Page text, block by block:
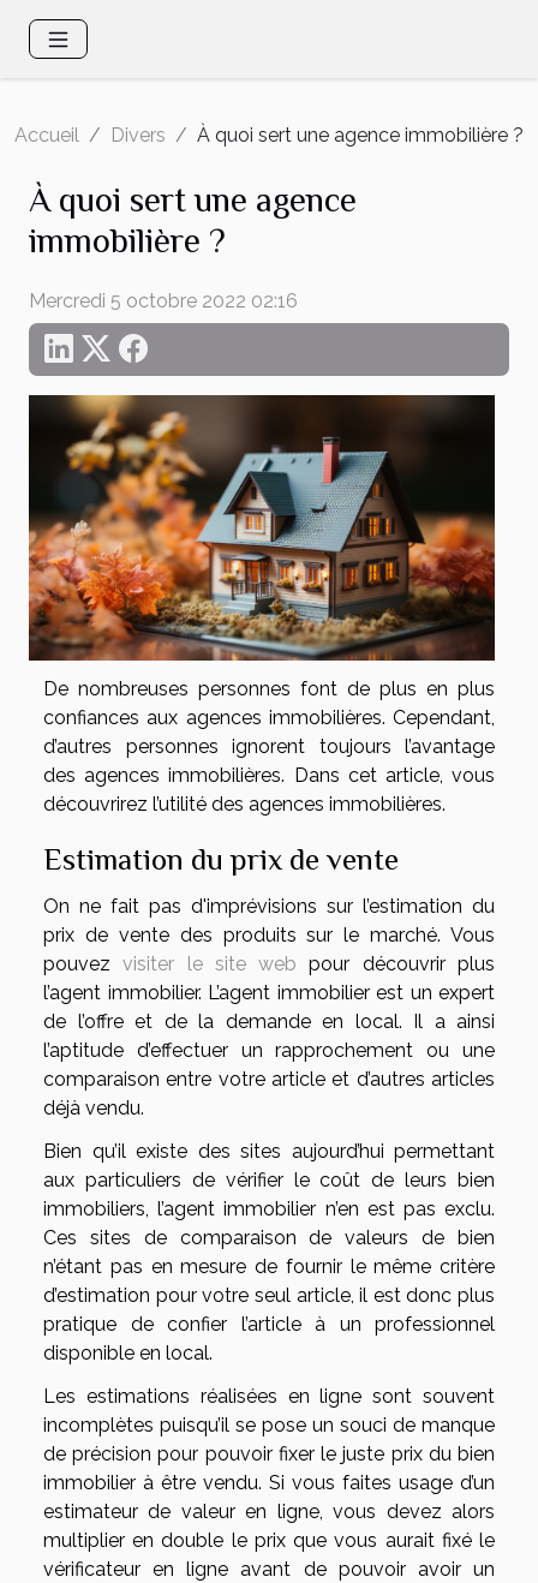
Accueil Divers À quoi sert une agence immobilière ?
À quoi sert une agence
immobilière ?
Mercredi 5 octobre 2022 02:16
De nombreuses personnes font de plus en plus
confiances aux agences immobilières. Cependant,
d’autres personnes ignorent toujours l’avantage
des agences immobilières. Dans cet article, vous
découvrirez l’utilité des agences immobilières.
Estimation du prix de vente
On ne fait pas d'imprévisions sur l’estimation du
prix de vente des produits sur le marché. Vous
pouvezvisiter le site web pour découvrir plus
l’agent immobilier. L’agent immobilier est un expert
de l’offre et de la demande en local. Il a ainsi
l’aptitude d’effectuer un rapprochement ou une
comparaison entre votre article et d’autres articles
déjà vendu.
Bien qu’il existe des sites aujourd’hui permettant
aux particuliers de vérifier le coût de leurs bien
immobiliers, l’agent immobilier n’en est pas exclu.
Ces sites de comparaison de valeurs de bien
n’étant pas en mesure de fournir le même critère
d’estimation pour votre seul article, il est donc plus
pratique de confier l’article à un professionnel
disponible en local.
Les estimations réalisées en ligne sont souvent
incomplètes puisqu’il se pose un souci de manque
de précision pour pouvoir fixer le juste prix du bien
immobilier à être vendu. Si vous faites usage d’un
estimateur de valeur en ligne, vous devez alors
multiplier en double le prix que vous aurait fixé le
vérificateur en ligne avant de pouvoir avoir un